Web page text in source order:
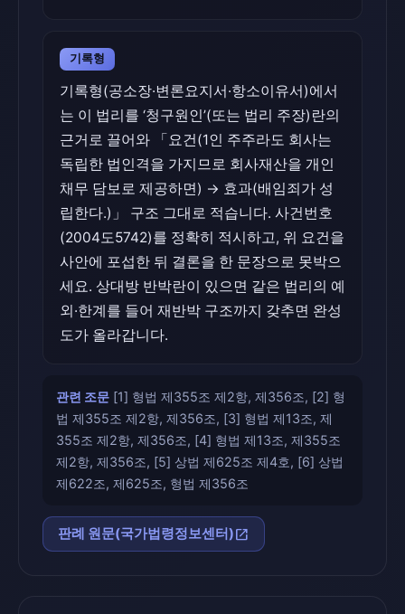
기록형
기록형(공소장·변론요지서·항소이유서)에서
는 이 법리를 ‘청구원인’(또는 법리 주장)란의
근거로 끌어와 「요건(1인 주주라도 회사는
독립한 법인격을 가지므로 회사재산을 개인
채무 담보로 제공하면) → 효과(배임죄가 성
립한다.)」 구조 그대로 적습니다. 사건번호
(2004도5742)를 정확히 적시하고, 위 요건을
사안에 포섭한 뒤 결론을 한 문장으로 못박으
세요. 상대방 반박란이 있으면 같은 법리의 예
외·한계를 들어 재반박 구조까지 갖추면 완성
도가 올라갑니다.
관련 조문 [1] 형법 제355조 제2항, 제356조, [2] 형
법 제355조 제2항, 제356조, [3] 형법 제13조, 제
355조 제2항, 제356조, [4] 형법 제13조, 제355조
제2항, 제356조, [5] 상법 제625조 제4호, [6] 상법
제622조, 제625조, 형법 제356조
판례 원문(국가법령정보센터)open_in_new